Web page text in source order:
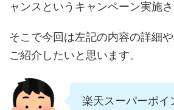
ャンスというキャンペーン実施さ
そこで今回は左記の内容の詳細
ご紹介したいと思います。
楽天スーパーポイ